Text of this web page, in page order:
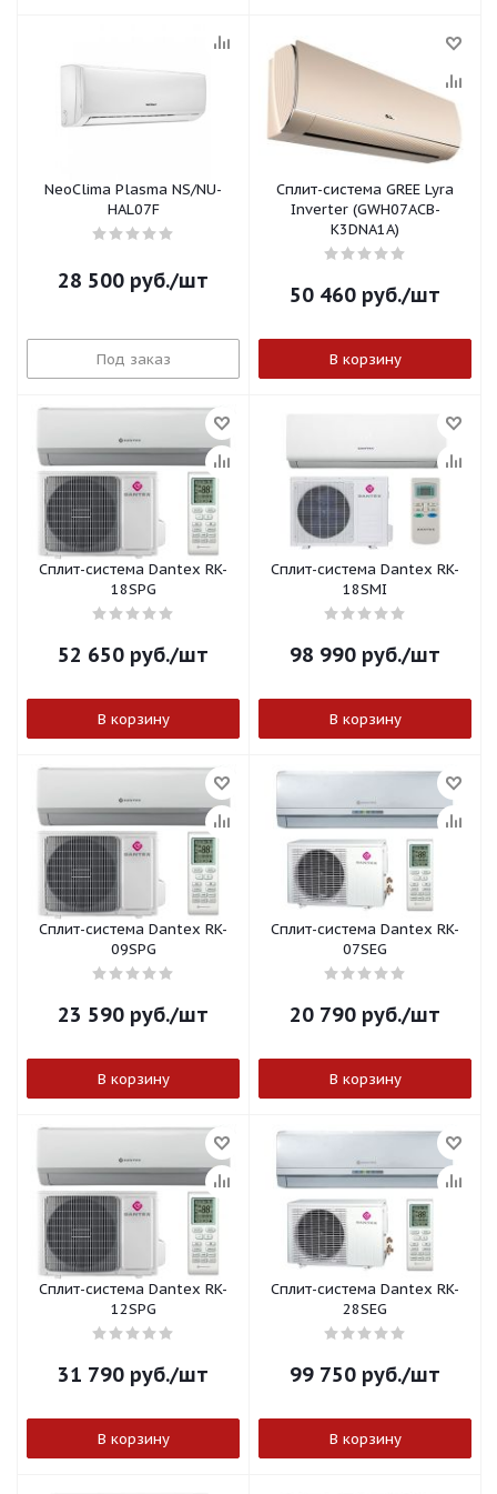
NeoClima Plasma NS/NU-
HAL07F
28 500 руб./шт
Под заказ
Сплит-система GREE Lyra
Inverter (GWH07ACB-
K3DNA1A)
50 460 руб./шт
В корзину
Сплит-система Dantex RK-
18SPG
52 650 руб./шт
В корзину
Сплит-система Dantex RK-
18SMI
98 990 руб./шт
В корзину
Сплит-система Dantex RK-
09SPG
23 590 руб./шт
В корзину
Сплит-система Dantex RK-
07SEG
20 790 руб./шт
В корзину
Сплит-система Dantex RK-
12SPG
31 790 руб./шт
В корзину
Сплит-система Dantex RK-
28SEG
99 750 руб./шт
В корзину